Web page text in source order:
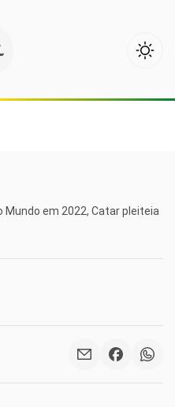
Mundo em 2022, Catar pleiteia